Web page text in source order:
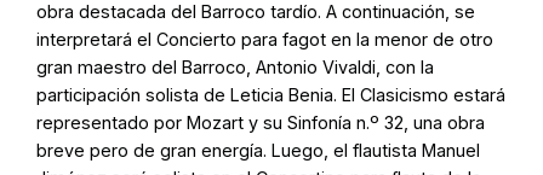
obra destacada del Barroco tardío. A continuación, se
interpretará el Concierto para fagot en la menor de otro
gran maestro del Barroco, Antonio Vivaldi, con la
participación solista de Leticia Benia. El Clasicismo estará
representado por Mozart y su Sinfonía n.º 32, una obra
breve pero de gran energía. Luego, el flautista Manuel